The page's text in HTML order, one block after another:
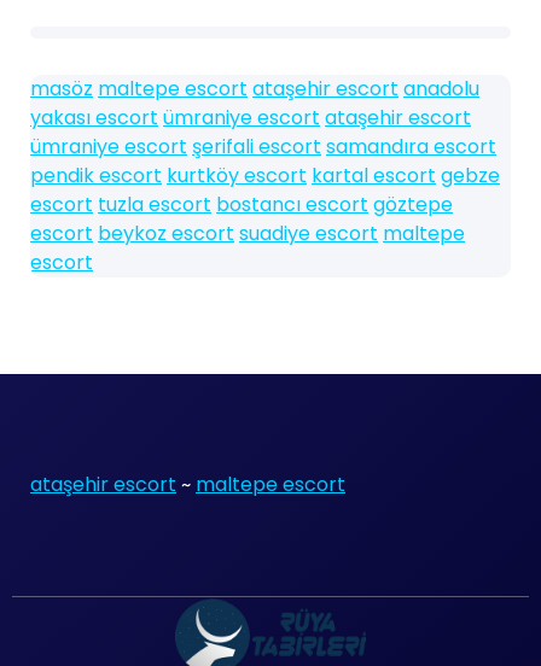
masöz maltepe escort ataşehir escort anadolu
yakası escort ümraniye escort ataşehir escort
ümraniye escort şerifali escort samandıra escort
pendik escort kurtköy escort kartal escort gebze
escort tuzla escort bostancı escort göztepe
escort beykoz escort suadiye escort maltepe
escort
ataşehir escort ~ maltepe escort